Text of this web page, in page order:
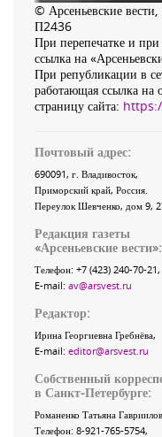
© Арсеньевские
П2436
При перепечатке и
ссылка на
При републикации в
работающая ссылка на
страницу сайта:
Почтовый адрес:
690091, г. Владивосток,
Приморский край, Россия
Переулок Шевченко, дом 9,
Редакция газеты
«Арсеньевские вести»:
Телефон: +7 (423) 240-70-21,
E-mail: av@arsvest.ru
Редактор:
Ирина Георгиевна Гребнёва,
E-mail: editor@arsvest.ru
Собственный
в Санкт-Петербурге:
Романенко Татьяна
Телефон: 8-921-765-5754,